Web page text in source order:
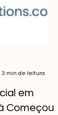
3 min de leitura